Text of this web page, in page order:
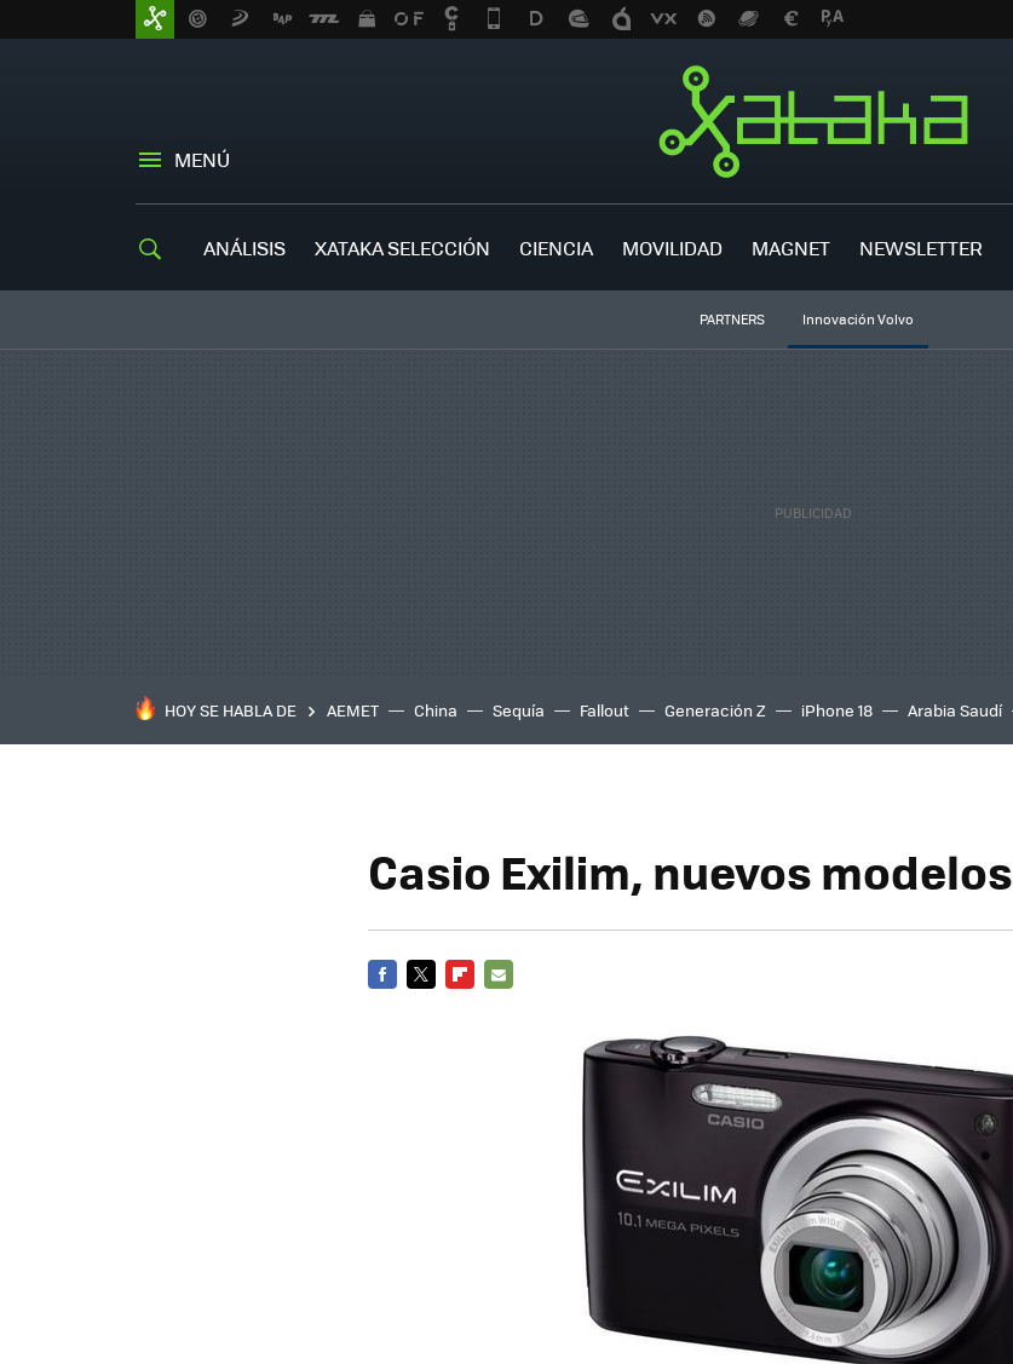
MENÚ
ANÁLISIS XATAKA SELECCIÓN CIENCIA MOVILIDAD MAGNET NEWSLETTER
PARTNERS Innovación Volvo
HOY SE HABLA DE AEMET China Sequía Fallout Generación Z iPhone 18 Arabia Saudí
Casio Exilim, nuevos modelos